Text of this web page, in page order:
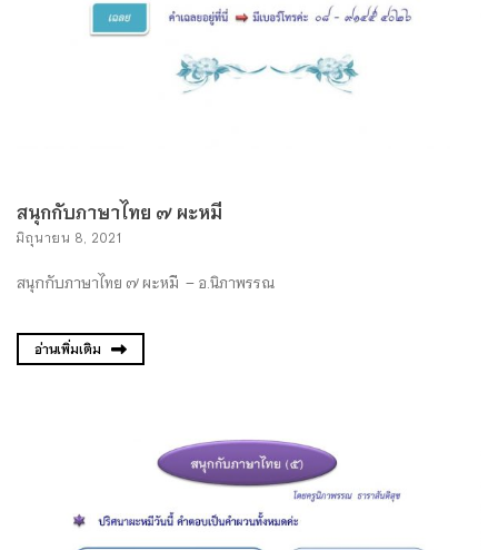
สนุกกับภาษาไทย ๗ ผะหมี
มิถุนายน 8, 2021
สนุกกับภาษาไทย ๗ ผะหมี – อ.นิภาพรรณ
อ่านเพิ่มเติม